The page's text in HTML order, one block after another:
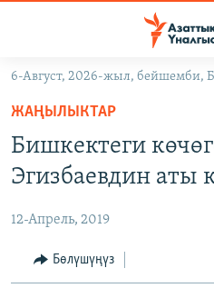
Навигацияга
өтүңүз
Издөөгө
салыңызКЫРГЫЗСТАН
ЭКОНОМИКА
МАДАНИЯТ
ДҮЙНӨ
БОРБОР АЗИЯ
АТАЙЫН ИЛИКТӨӨ
ТВ ПРОГРАММАЛАР
6-Август, 2026-жыл, бейшемби,
ЖАҢЫЛЫКТАР
Бишкектеги
Эгизбаевдин аты
12-Апрель, 2019
Бөлүшүңүз